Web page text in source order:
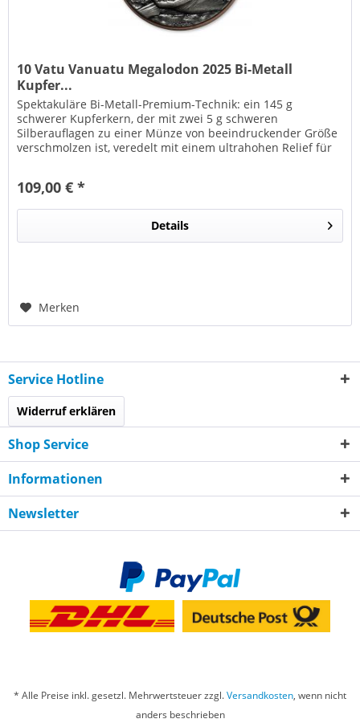
10 Vatu Vanuatu Megalodon 2025 Bi-Metall
Kupfer...
Spektakuläre Bi-Metall-Premium-Technik: ein 145 g
schwerer Kupferkern, der mit zwei 5 g schweren
Silberauflagen zu einer Münze von beeindruckender Größe
verschmolzen ist, veredelt mit einem ultrahohen Relief für
109,00 € *
Details
Merken
Service Hotline
Widerruf erklären
Shop Service
Informationen
Newsletter
* Alle Preise inkl. gesetzl. Mehrwertsteuer zzgl.Versandkosten, wenn nicht
anders beschrieben